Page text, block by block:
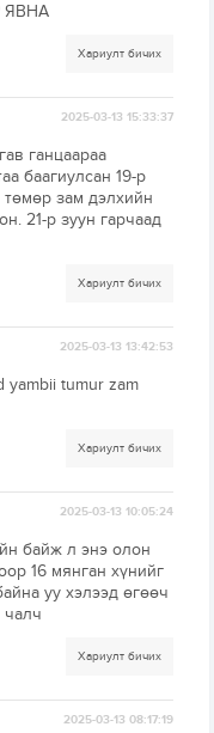
ЯВНА
Хариулт бичих
2025-03-13 15:33:37
ганцаараа
баагиулсан 19-р
зам дэлхийн
21-р зуун гарчаад
Хариулт бичих
2025-03-13 13:42:53
yambii tumur zam
Хариулт бичих
2025-03-13 10:05:24
байж л энэ олон
16 мянган хүнийг
уу хэлээд өгөөч
чалч
Хариулт бичих
2025-03-13 08:17:19